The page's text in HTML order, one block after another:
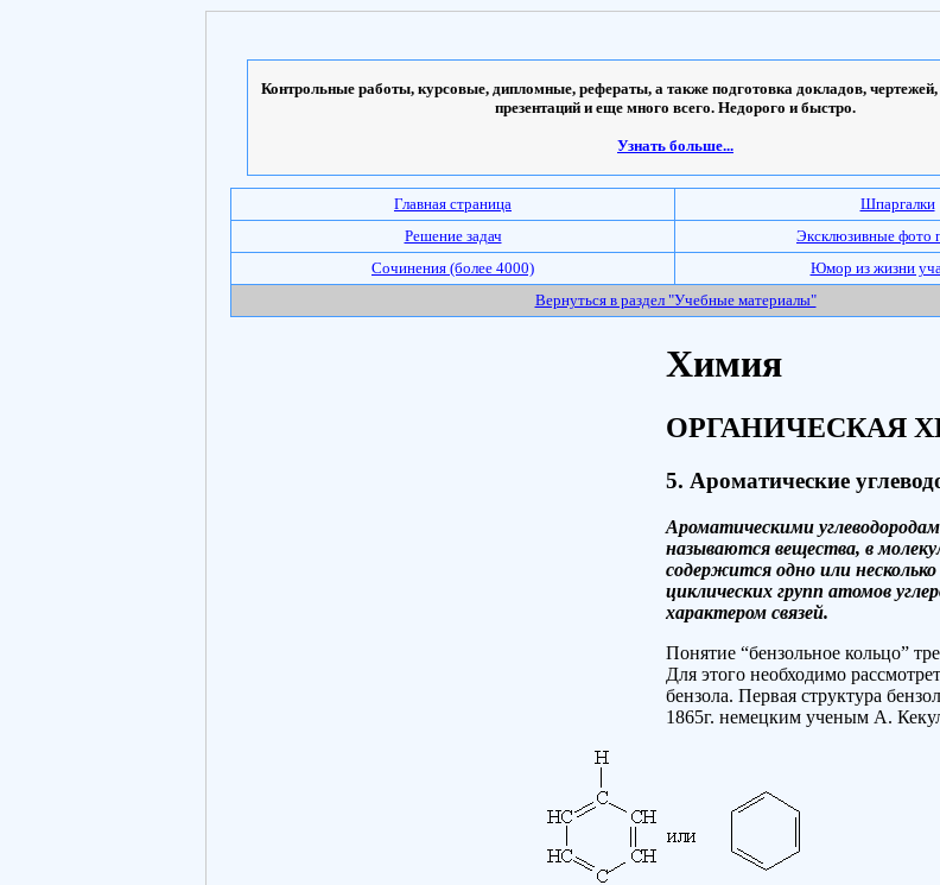
Контрольные работы, курсовые, дипломные, рефераты, а также подготовка докладов,
презентаций и еще много всего. Недорого и быстро.
Узнать больше...
Главная страница
Шпаргалки
Решение задач
Эксклюзивные фото
Сочинения (более 4000)
Юмор из жизни
Вернуться в раздел "Учебные материалы"
Химия
ОРГАНИЧЕСКАЯ
5. Ароматические
Ароматическими
называются вещества, в
содержится одно или
циклических групп атомов
характером связей.
Понятие “бензольное кольцо”
Для этого необходимо
бензола. Первая структура
1865г. немецким ученым А.